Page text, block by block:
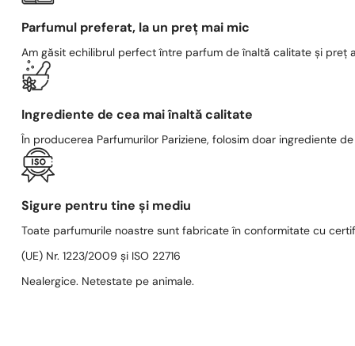
Parfumul preferat, la un preț mai mic
Am găsit echilibrul perfect între parfum de înaltă calitate și preț
Ingrediente de cea mai înaltă calitate
În producerea Parfumurilor Pariziene, folosim doar ingrediente
Sigure pentru tine și mediu
Toate parfumurile noastre sunt fabricate în conformitate cu
(UE) Nr. 1223/2009 și ISO 22716
Nealergice. Netestate pe animale.